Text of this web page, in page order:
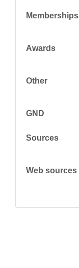
Memberships
Awards
Other
GND
Sources
Web sources